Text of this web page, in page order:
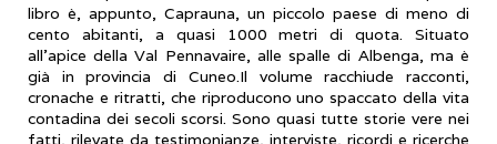
libro è, appunto, Caprauna, un piccolo paese di meno di
cento abitanti, a quasi 1000 metri di quota. Situato
all'apice della Val Pennavaire, alle spalle di Albenga, ma è
già in provincia di Cuneo.Il volume racchiude racconti,
cronache e ritratti, che riproducono uno spaccato della vita
contadina dei secoli scorsi. Sono quasi tutte storie vere nei
fatti, rilevate da testimonianze, interviste, ricordi e ricerche